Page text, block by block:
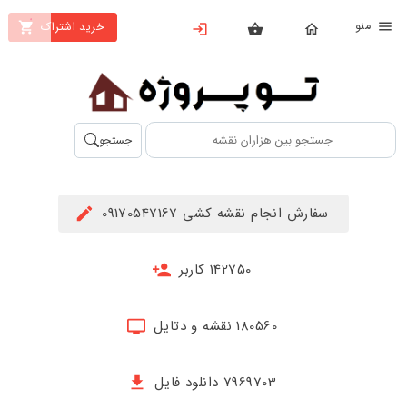
خرید اشتراک
بستن
محصولات
تهیه
اشتراک
جستجو
سفارش انجام نقشه کشی 09170547167
142750 کاربر
180560 نقشه و دتایل
7969703 دانلود فایل